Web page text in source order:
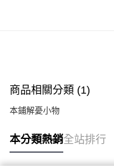
商品相關分類 (1)
本鋪解憂小物
本分類熱銷全站排行